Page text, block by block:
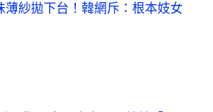
薄紗拋下台！韓網斥：根本妓女